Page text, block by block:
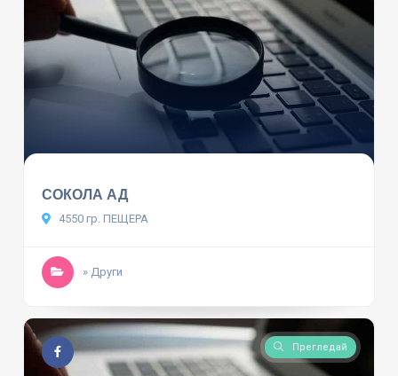
СОКОЛА АД
4550 гр. ПЕЩЕРА
» Други
Прегледай